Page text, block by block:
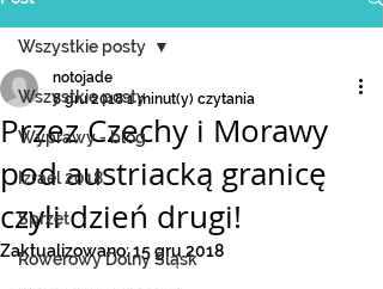
Wszystkie posty
Wyprawy - blog
Izrael 2018
Sprzęt
Rowerowy Dolny Śląsk
Wszystkie posty
Przez Czechy i Morawy
pod austriacką granicę
czyli dzień drugi!
notojade
8 gru 2018 1 minut(y) czytania
Zaktualizowano:15 gru 2018